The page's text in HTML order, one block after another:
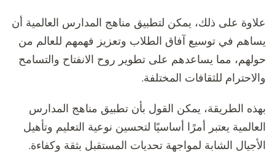
علاوة على ذلك، يمكن لتطبيق مناهج المدارس العالمية أن
يساهم في توسيع آفاق الطلاب وتعزيز فهمهم للعالم من
حولهم، مما يساعدهم على تطوير روح الانفتاح والتسامح
والاحترام للثقافات المختلفة.
بهذه الطريقة، يمكن القول بأن تطبيق مناهج المدارس
العالمية يعتبر أمرًا أساسيًا لتحسين نوعية التعليم وتأهيل
الأجيال الشابة لمواجهة تحديات المستقبل بثقة وكفاءة.